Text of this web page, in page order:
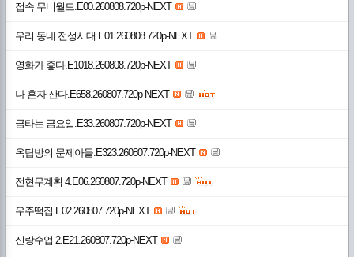
접속 무비월드.E00.260808.720p-NEXT
우리 동네 전성시대.E01.260808.720p-NEXT
영화가 좋다.E1018.260808.720p-NEXT
나 혼자 산다.E658.260807.720p-NEXT
금타는 금요일.E33.260807.720p-NEXT
옥탑방의 문제아들.E323.260807.720p-NEXT
전현무계획 4.E06.260807.720p-NEXT
우주떡집.E02.260807.720p-NEXT
신랑수업 2.E21.260807.720p-NEXT